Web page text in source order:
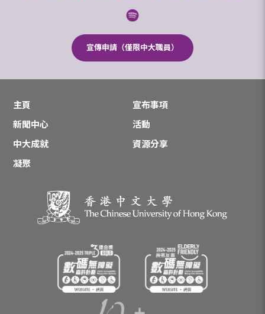
宣傳申請（僅限中大職員）
主頁
宣布事項
新聞中心
活動
中大成就
資源分享
凝聚